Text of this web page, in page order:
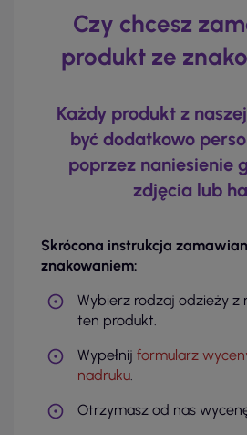
Czy chcesz
produkt ze
Każdy produkt z
być dodatkowo
poprzez naniesienie
zdjęcia lub
Skrócona instrukcja
znakowaniem:
Wybierz rodzaj odzieży z
ten produkt.
Wypełnij formularz
nadruku.
Otrzymasz od nas